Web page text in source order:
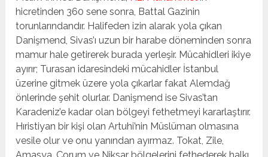
hicretinden 360 sene sonra, Battal Gazinin
torunlarındandır. Halifeden izin alarak yola çıkan
Danişmend, Sivas’ı uzun bir harabe döneminden sonra
mamur hale getirerek burada yerleşir. Mücahidleri ikiye
ayırır; Turasan idaresindeki mücahidler İstanbul
üzerine gitmek üzere yola çıkarlar fakat Alemdağ
önlerinde şehit olurlar. Danişmend ise Sivas’tan
Karadeniz’e kadar olan bölgeyi fethetmeyi kararlaştırır.
Hıristiyan bir kişi olan Artuhi’nin Müslüman olmasına
vesile olur ve onu yanından ayırmaz. Tokat, Zile,